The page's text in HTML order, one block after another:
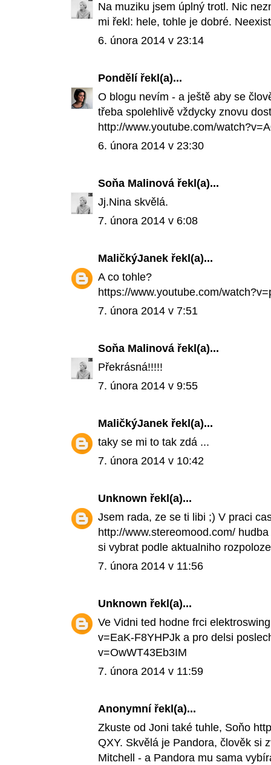
Na muziku jsem úplný trotl. Nic
mi řekl: hele, tohle je dobré.
6. února 2014 v 23:14
Pondělí řekl(a)...
O blogu nevím - a ještě aby se
třeba spolehlivě vždycky znovu
http://www.youtube.com/
6. února 2014 v 23:30
Soňa Malinová řekl(a)...
Jj.Nina skvělá.
7. února 2014 v 6:08
MaličkýJanek řekl(a)...
A co tohle?
https://www.youtube.com/
7. února 2014 v 7:51
Soňa Malinová řekl(a)...
Překrásná!!!!!
7. února 2014 v 9:55
MaličkýJanek řekl(a)...
taky se mi to tak zdá ...
7. února 2014 v 10:42
Unknown řekl(a)...
Jsem rada, ze se ti libi ;) V praci
http://www.stereomood.com/
si vybrat podle aktualniho
7. února 2014 v 11:56
Unknown řekl(a)...
Ve Vidni ted hodne frci
v=EaK-F8YHPJk a pro delsi
v=OwWT43Eb3IM
7. února 2014 v 11:59
Anonymní řekl(a)...
Zkuste od Joni také tuhle, Soňo
QXY. Skvělá je Pandora, člověk si
Mitchell - a Pandora mu sama